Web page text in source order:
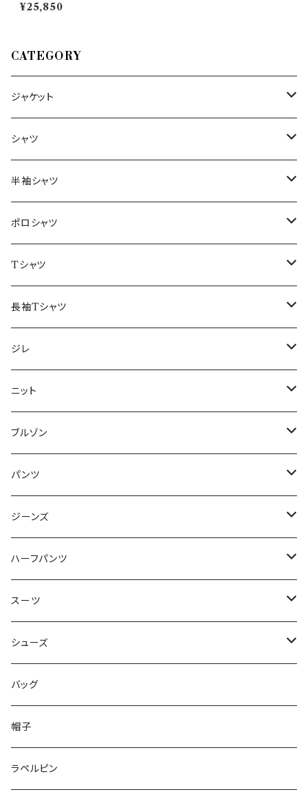
¥25,850
CATEGORY
ジャケット
～44/S
46/M
48/L
50/XL～
シャツ
～44/S
46/M
48/L
50/XL～
半袖シャツ
～44/S
46/M
48/L
50/XL～
ポロシャツ
～44/S
46/M
48/L
50/XL～
Tシャツ
～44/S
46/M
48/L
50/XL～
長袖Tシャツ
～44/S
46/M
48/L
50/XL～
ジレ
～44/S
46/M
48/L
50/XL～
ニット
～44/S
46/M
48/L
50/XL～
ブルゾン
～44/S
46/M
48/L
50/XL～
パンツ
～44/S
46/M
48/L
50/XL～
ジーンズ
～44/S
46/M
48/L
50/XL～
ハーフパンツ
～44/S
46/M
48/L
50/XL～
スーツ
～44/S
46/M
48/L
50/XL～
シューズ
～25.5cm
26cm～
27cm～
バッグ
帽子
ラペルピン